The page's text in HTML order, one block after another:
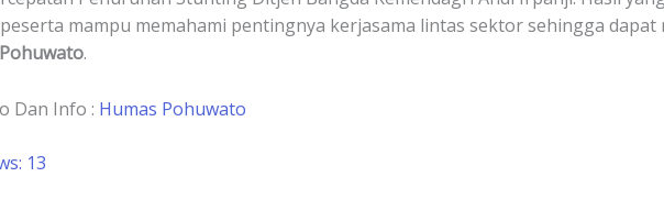
mampu memahami pentingnya kerjasama lintas sektor sehingga
.
Dan Info : Humas Pohuwato
13